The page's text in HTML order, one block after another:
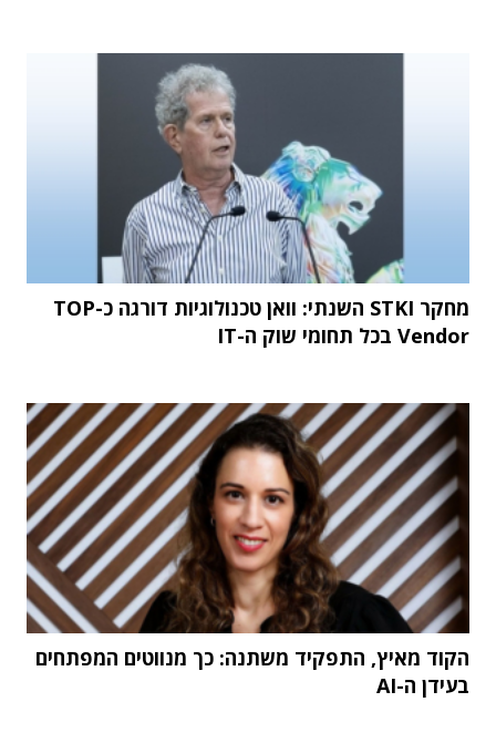
מחקר STKI השנתי: וואן טכנולוגיות דורגה כ-TOP
Vendor בכל תחומי שוק ה-IT
הקוד מאיץ, התפקיד משתנה: כך מנווטים המפתחים
בעידן ה-AI